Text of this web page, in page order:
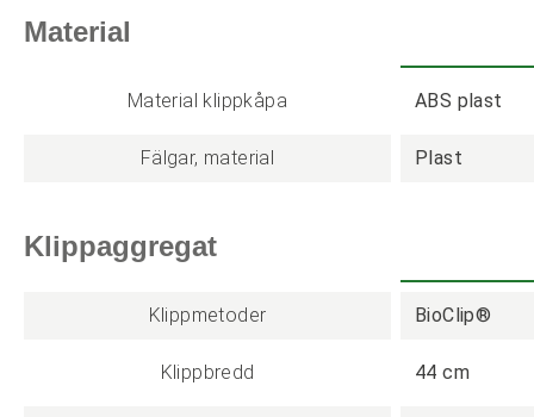
Material
Material klippkåpa ABS plast
Fälgar, material Plast
Klippaggregat
Klippmetoder BioClip®
Klippbredd 44 cm